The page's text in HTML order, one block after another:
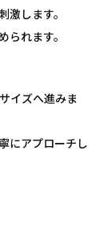
します。
れます。
イズへ進みま
にアプローチし